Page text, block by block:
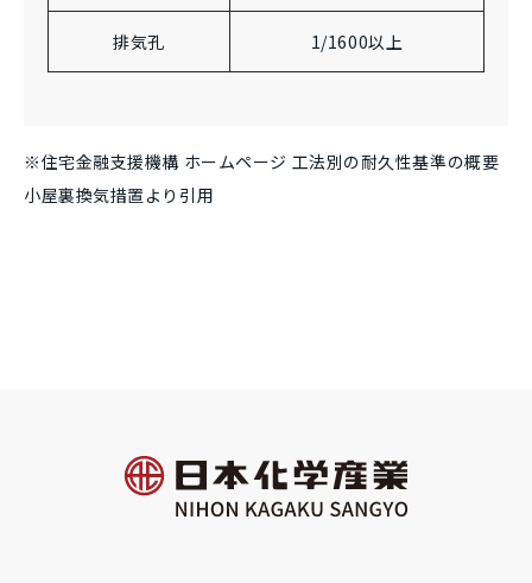
排気孔 1/1600以上
※住宅金融支援機構 ホームページ 工法別の耐久性基準の概要
小屋裏換気措置より引用